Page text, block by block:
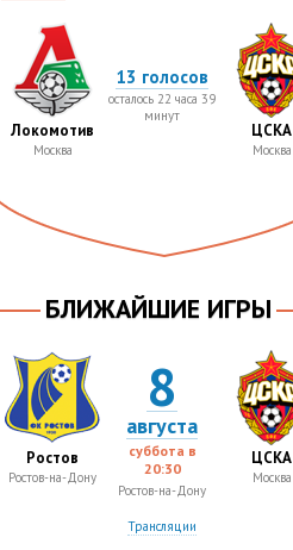
Локомотив
Москва
13 голосов
осталось 22 часа 39
минут
ЦСКА
Москва
БЛИЖАЙШИЕ ИГРЫ
Ростов
Ростов-на-Дону
8
августа
суббота в
20:30
Ростов-на-Дону
Трансляции
ЦСКА
Москва